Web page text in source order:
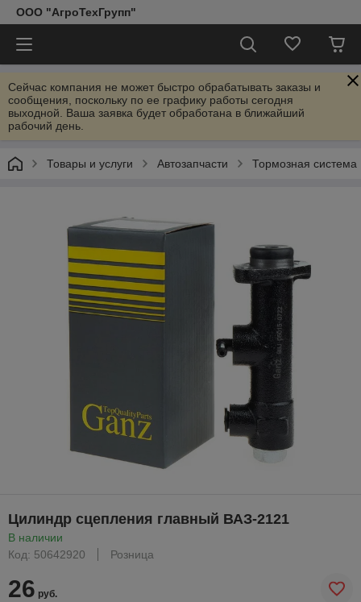
ООО "АгроТехГрупп"
Сейчас компания не может быстро обрабатывать заказы и
сообщения, поскольку по ее графику работы сегодня
выходной. Ваша заявка будет обработана в ближайший
рабочий день.
Товары и услуги Автозапчасти Тормозная система
Цилиндр сцепления главный ВАЗ-2121
В наличии
Код: 50642920
Розница
26 руб.